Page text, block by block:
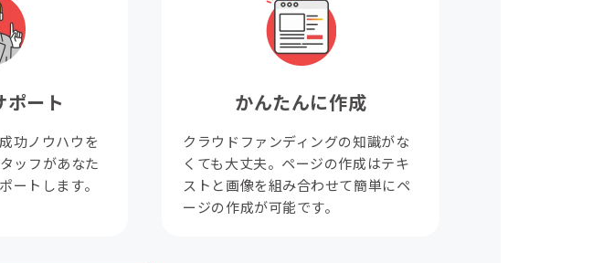
ポート
功ノウハウを
ッフがあなた
ートします。
かんたんに作成
クラウドファンディングの知識がな
くても大丈夫。ページの作成はテキ
ストと画像を組み合わせて簡単にペ
ージの作成が可能です。